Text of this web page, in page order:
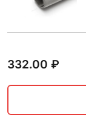
332.00 ₽